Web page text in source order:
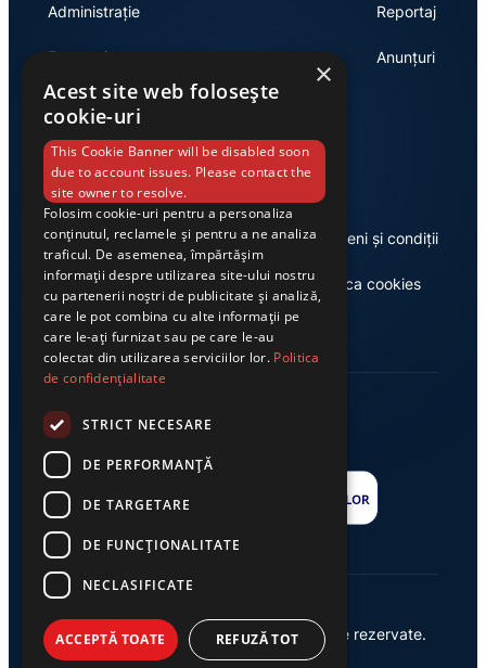
Administrație
Economie
Reportaj
Anunțuri
Link-uri utile
Despre noi
Casa de editură Exclusiv
Termeni și condiții
Politica cookies
© 2026 Ziarul Exclusiv – Toate drepturile rezervate.
Powered by {AW}
×
Acest site web folosește
cookie-uri
This Cookie Banner will be disabled soon
due to account issues. Please contact the
site owner to resolve.
Folosim cookie-uri pentru a personaliza
conținutul, reclamele și pentru a ne analiza
traficul. De asemenea, împărtășim
informații despre utilizarea site-ului nostru
cu partenerii noștri de publicitate și analiză,
care le pot combina cu alte informații pe
care le-ați furnizat sau pe care le-au
colectat din utilizarea serviciilor lor. Politica
de confidențialitate
STRICT NECESARE
DE PERFORMANȚĂ
DE TARGETARE
DE FUNCŢIONALITATE
NECLASIFICATE
ACCEPTĂ TOATE REFUZĂ TOT